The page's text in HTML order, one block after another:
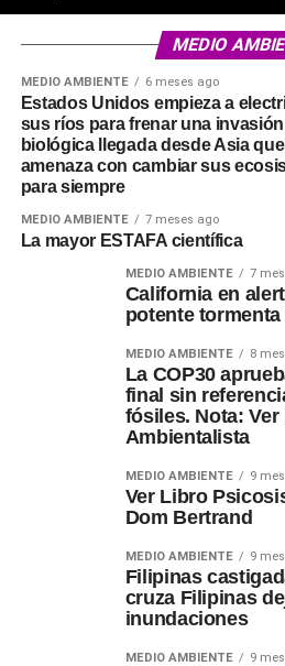
MEDIO
MEDIO AMBIENTE 6 meses ago
Estados Unidos empieza a
sus ríos para frenar una invasión
biológica llegada desde Asia que
amenaza con cambiar sus
para siempre
MEDIO AMBIENTE 7 meses ago
La mayor ESTAFA científica
MEDIO AMBIENTE 7
California en
potente
MEDIO AMBIENTE 8
La COP30
final sin
fósiles. Nota:
Ambientalista
MEDIO AMBIENTE 9
Ver Libro
Dom Bertrand
MEDIO AMBIENTE 9
Filipinas
cruza Filipinas
inundaciones
MEDIO AMBIENTE 9